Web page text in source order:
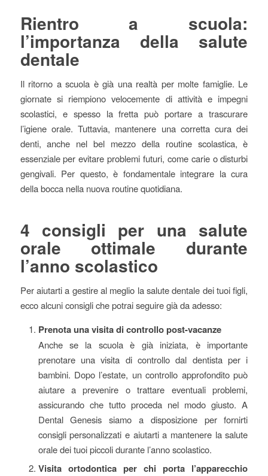
Rientro a scuola:
l’importanza della salute
dentale
Il ritorno a scuola è già una realtà per molte famiglie. Le
giornate si riempiono velocemente di attività e impegni
scolastici, e spesso la fretta può portare a trascurare
l’igiene orale. Tuttavia, mantenere una corretta cura dei
denti, anche nel bel mezzo della routine scolastica, è
essenziale per evitare problemi futuri, come carie o disturbi
gengivali. Per questo, è fondamentale integrare la cura
della bocca nella nuova routine quotidiana.
4 consigli per una salute
orale ottimale durante
l’anno scolastico
Per aiutarti a gestire al meglio la salute dentale dei tuoi figli,
ecco alcuni consigli che potrai seguire già da adesso:
Prenota una visita di controllo post-vacanze
Anche se la scuola è già iniziata, è importante
prenotare una visita di controllo dal dentista per i
bambini. Dopo l’estate, un controllo approfondito può
aiutare a prevenire o trattare eventuali problemi,
assicurando che tutto proceda nel modo giusto. A
Dental Genesis siamo a disposizione per fornirti
consigli personalizzati e aiutarti a mantenere la salute
orale dei tuoi piccoli durante l’anno scolastico.
Visita ortodontica per chi porta l’apparecchio